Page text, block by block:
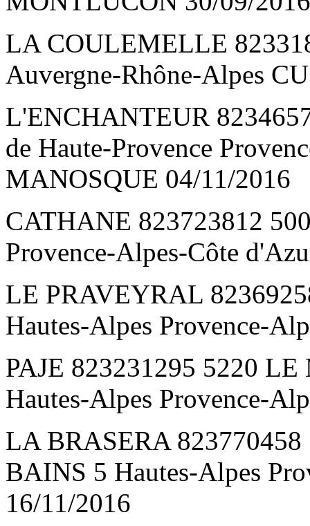
LA COULEMELLE
Auvergne-Rhône-Alpes
L'ENCHANTEUR
de Haute-Provence
MANOSQUE 04/11/2016
CATHANE 823723812
Provence-Alpes-Côte
LE PRAVEYRAL
Hautes-Alpes Provence-
PAJE 823231295 5220
Hautes-Alpes Provence-
LA BRASERA
BAINS 5 Hautes-Alpes
16/11/2016